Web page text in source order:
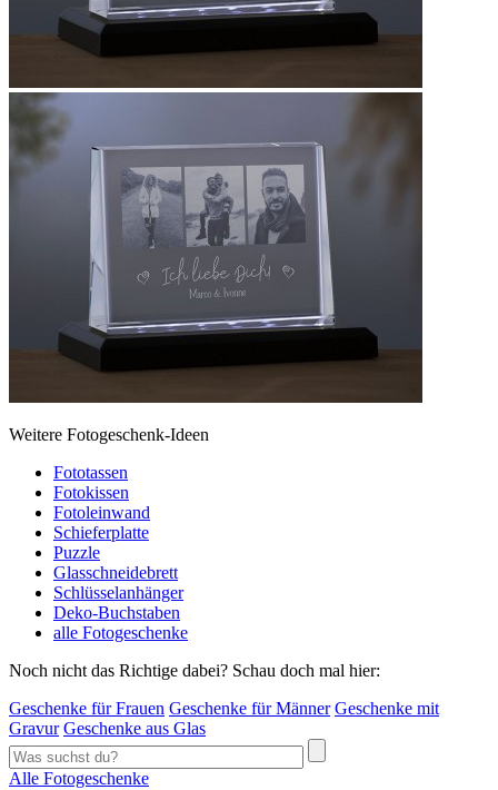
Weitere Fotogeschenk-Ideen
Fototassen
Fotokissen
Fotoleinwand
Schieferplatte
Puzzle
Glasschneidebrett
Schlüsselanhänger
Deko-Buchstaben
alle Fotogeschenke
Noch nicht das Richtige dabei? Schau doch mal hier:
Geschenke für Frauen Geschenke für Männer Geschenke mit
Gravur Geschenke aus Glas
Alle Fotogeschenke